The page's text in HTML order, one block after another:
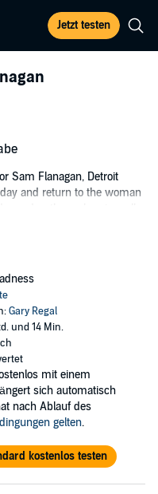
Jetzt testen
Sam Flanagan, Detroit
and return to the woman
when in walks
another woman and he's
with the military. She
willing to pay big bucks for
City and looks up his
for the Chicago Tribune.
ramblings of his
the pieces together to solve
Whitaker Estate to stop a
the case, he uncovers more
madness?
Publishing
Gary Regal
und 14 Min.
mit einem
sich automatisch
nach Ablauf des
gelten.
kostenlos testen